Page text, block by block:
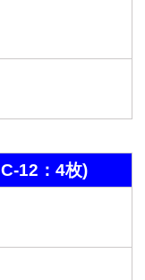
12：4枚)